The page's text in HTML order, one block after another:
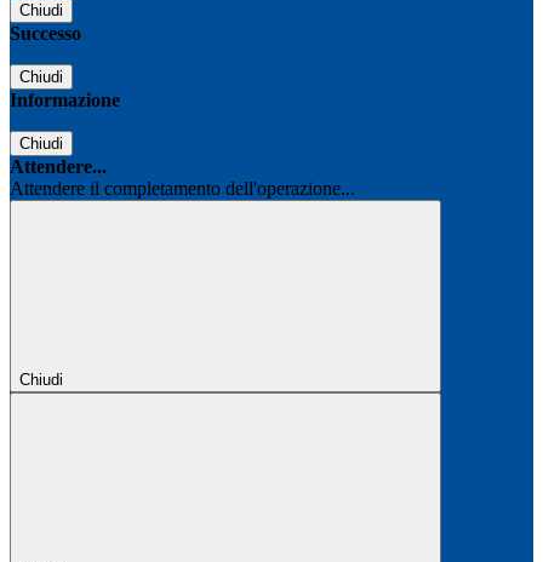
Chiudi
Successo
Chiudi
Informazione
Chiudi
Attendere...
Attendere il completamento dell'operazione...
Chiudi